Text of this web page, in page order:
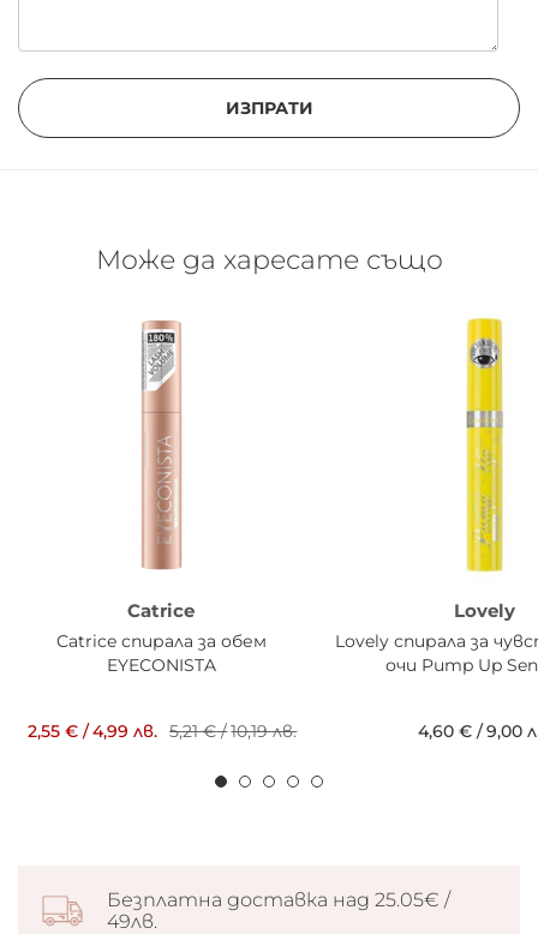
ИЗПРАТИ
Може да харесате също
Catrice
Catrice спирала за обем
EYECONISTA
2,55 € /4,99 лв. 5,21 €/10,19 лв.
Lovely
Lovely спирала за
очи Pump Up
4,60 €/9,00
Безплатна доставка над 25.05€ /
49лв.